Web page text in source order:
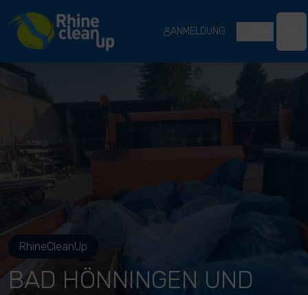
River Cleanup
ANMELDUNG
RhineCleanUp
BAD HÖNNINGEN UND